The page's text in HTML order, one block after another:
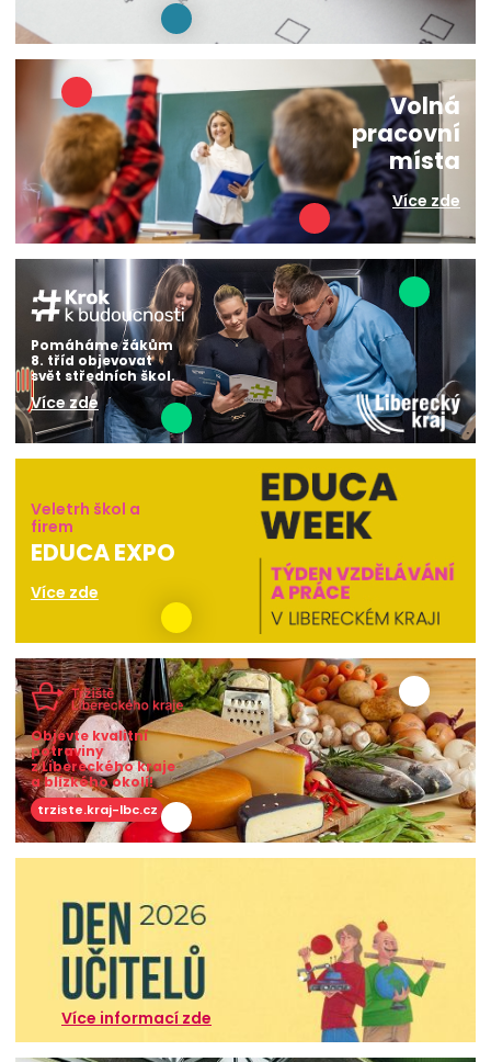
Volná
pracovní
místa
Více zde
Pomáháme žákům
8. tříd objevovat
svět středních škol.
Více zde
Veletrh škol a
firem
EDUCA EXPO
Více zde
Objevte kvalitní
potraviny
z Libereckého kraje
a blízkého okolí!
trziste.kraj-lbc.cz
Více informací zde